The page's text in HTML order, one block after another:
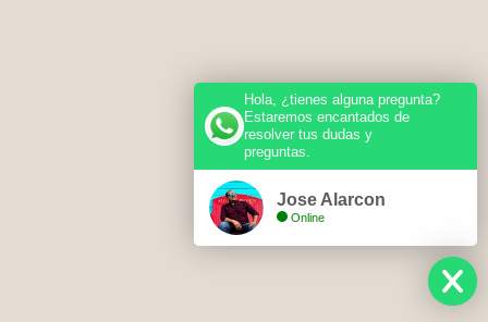
Hola, ¿tienes alguna pregunta?
Estaremos encantados de
resolver tus dudas y
preguntas.
Jose Alarcon
Online